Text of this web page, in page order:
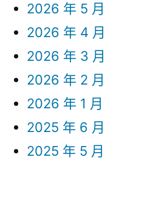
2026 年 5 月
2026 年 4 月
2026 年 3 月
2026 年 2 月
2026 年 1 月
2025 年 6 月
2025 年 5 月